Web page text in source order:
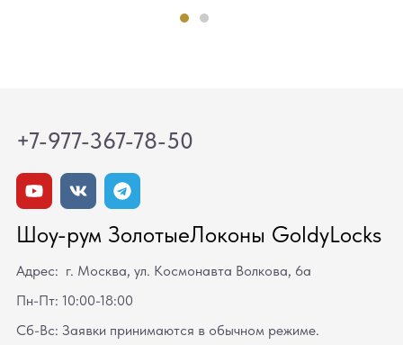
+7-977-367-78-50
Шоу-рум ЗолотыеЛоконы GoldyLocks
Адрес: г. Москва, ул. Космонавта Волкова, 6а
Пн-Пт: 10:00-18:00
Сб-Вс: Заявки принимаются в обычном режиме.